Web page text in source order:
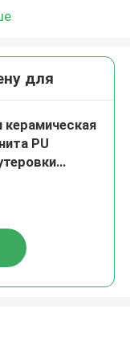
для
PU